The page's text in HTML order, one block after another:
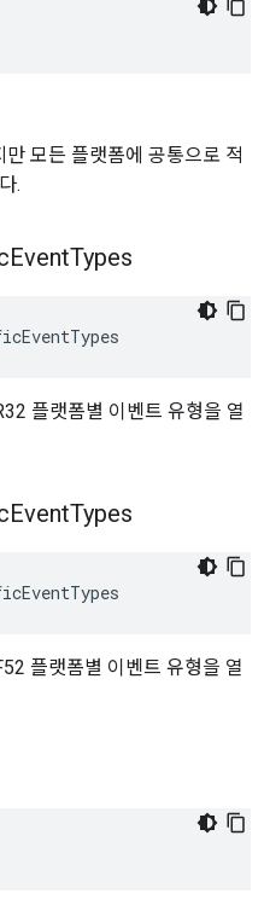
모든 플랫폼에 공통으로 적
.
EventTypes
플랫폼별 이벤트 유형을 열
EventTypes
플랫폼별 이벤트 유형을 열